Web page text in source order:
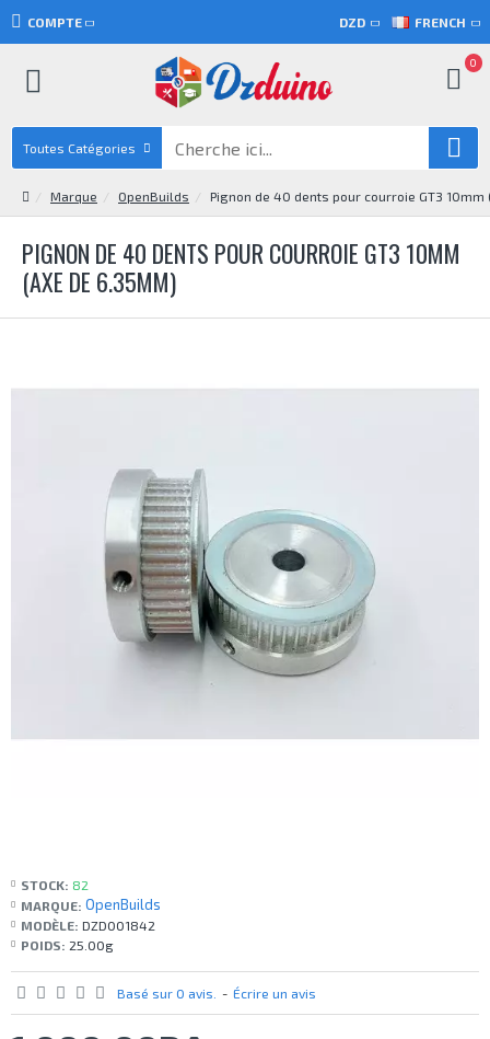
COMPTE DZD FRENCH
0
Toutes Catégories
Marque OpenBuilds Pignon de 40 dents pour courroie GT3 10mm
PIGNON DE 40 DENTS POUR COURROIE GT3 10MM
(AXE DE 6.35MM)
STOCK: 82
MARQUE: OpenBuilds
MODÈLE: DZD001842
POIDS: 25.00g
Basé sur 0 avis. - Écrire un avis